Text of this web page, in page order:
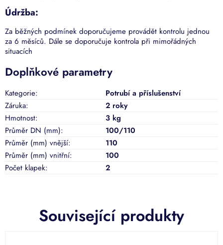
Související produkty
Údržba:
Za běžných podmínek doporučujeme provádět kontrolu jednou
za 6 měsíců. Dále se doporučuje kontrola při mimořádných
situacích
Doplňkové parametry
Kategorie:
Potrubí a příslušenství
Záruka:
2 roky
Hmotnost:
3 kg
Průměr DN (mm):
100/110
Průměr (mm) vnější:
110
Průměr (mm) vnitřní:
100
Počet klapek: 2